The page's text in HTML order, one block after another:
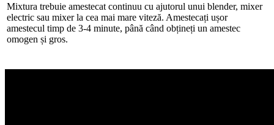
Mixtura trebuie amestecat continuu cu ajutorul unui blender, mixer
electric sau mixer la cea mai mare viteză. Amestecați ușor
amestecul timp de 3-4 minute, până când obțineți un amestec
omogen și gros.